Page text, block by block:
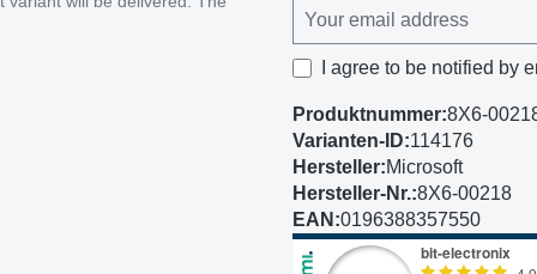
I agree to be notified by
Produktnummer:8X6-
Varianten-ID:114176
Hersteller:Microsoft
Hersteller-Nr.:8X6-00218
EAN:0196388357550